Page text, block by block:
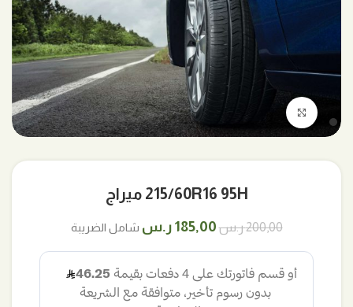
215/60R16 95H ميراج
200,00ر.سالسعر
200,00 ر.س.
185,00 ر.س السعر
185,00 ر.س.
شامل الضريبة